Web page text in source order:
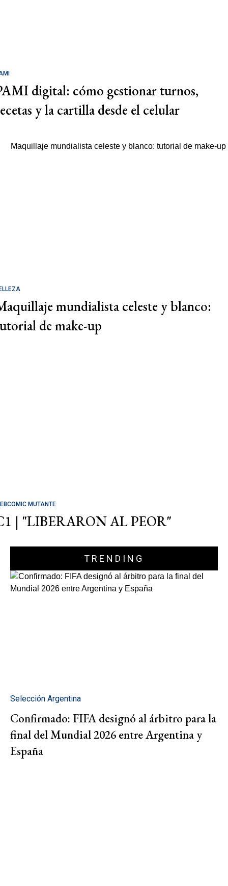
digital: cómo gestionar turnos,
y la cartilla desde el celular
mundialista celeste y blanco:
de make-up
MUTANTE
| "LIBERARON AL PEOR"
TRENDING
Selección Argentina
Confirmado: FIFA designó al árbitro para la
final del Mundial 2026 entre Argentina y
España